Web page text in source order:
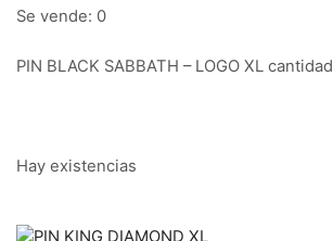
Se vende: 0
PIN BLACK SABBATH – LOGO XL cantidad
Hay existencias